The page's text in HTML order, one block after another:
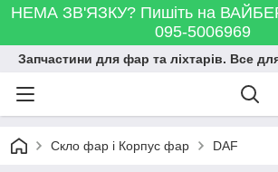
НЕМА ЗВ'ЯЗКУ? Пишіть на ВАЙБЕР
095-5006969
Запчастини для фар та ліхтарів. Все
Скло фар і Корпус фар DAF